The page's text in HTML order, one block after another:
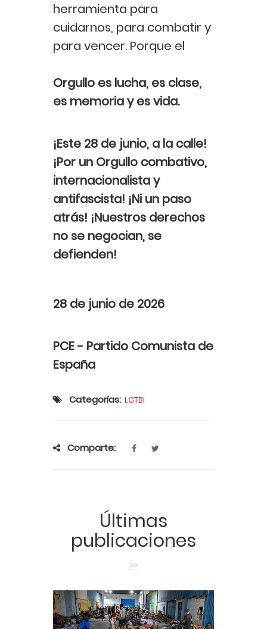
herramienta para
cuidarnos, para combatir y
para vencer. Porque el
Orgullo es lucha, es clase,
es memoria y es vida.
¡Este 28 de junio, a la calle!
¡Por un Orgullo combativo,
internacionalista y
antifascista! ¡Ni un paso
atrás! ¡Nuestros derechos
no se negocian, se
defienden!
28 de junio de 2026
PCE - Partido Comunista de
España
Categorías: LGTBI
Comparte:
Últimas
publicaciones